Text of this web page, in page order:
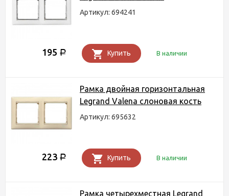
Артикул: 694241
195 Р Купить В наличии
Рамка двойная горизонтальная
Legrand Valena слоновая кость
Артикул: 695632
223 Р Купить В наличии
Рамка четырехместная Legrand